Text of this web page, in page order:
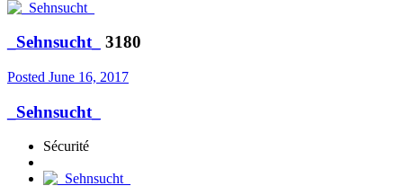
_Sehnsucht_ 3180
Posted June 16, 2017
_Sehnsucht_
Sécurité